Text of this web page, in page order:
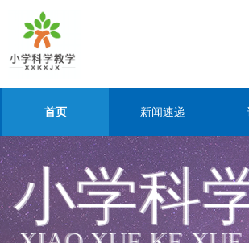
小学科
首页 新闻速递